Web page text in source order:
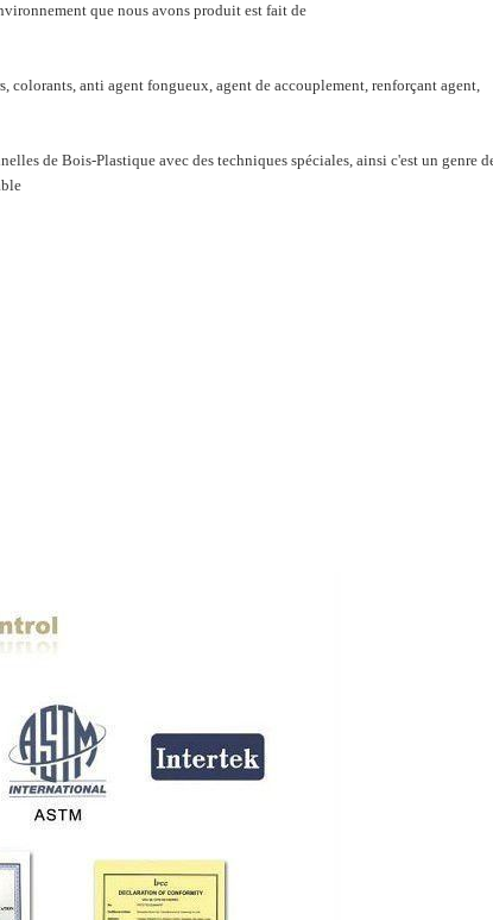
que nous avons produit est fait de
anti agent fongueux, agent de accouplement, renforçant agent,
de Bois-Plastique avec des techniques spéciales, ainsi c'est un genre